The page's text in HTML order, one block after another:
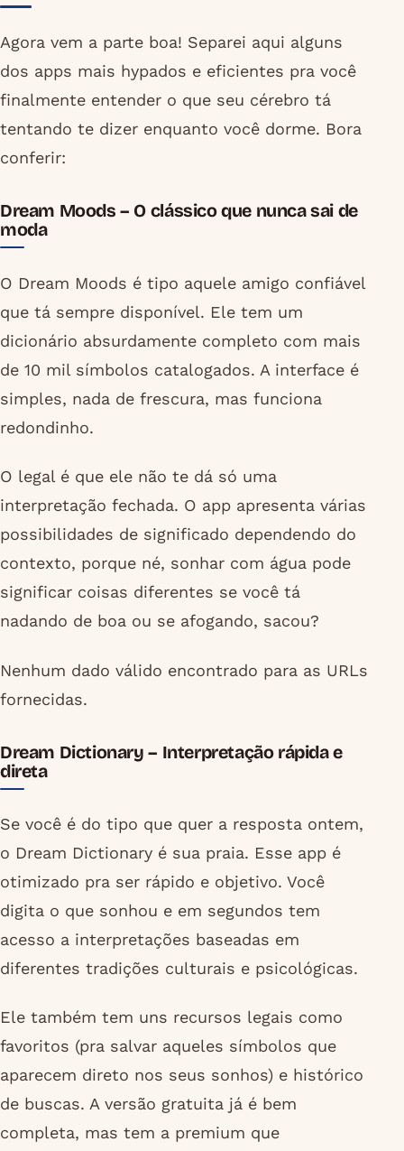
Agora vem a parte boa! Separei aqui alguns
dos apps mais hypados e eficientes pra você
finalmente entender o que seu cérebro tá
tentando te dizer enquanto você dorme. Bora
conferir:
Dream Moods – O clássico que nunca sai de
moda
O Dream Moods é tipo aquele amigo confiável
que tá sempre disponível. Ele tem um
dicionário absurdamente completo com mais
de 10 mil símbolos catalogados. A interface é
simples, nada de frescura, mas funciona
redondinho.
O legal é que ele não te dá só uma
interpretação fechada. O app apresenta várias
possibilidades de significado dependendo do
contexto, porque né, sonhar com água pode
significar coisas diferentes se você tá
nadando de boa ou se afogando, sacou?
Nenhum dado válido encontrado para as URLs
fornecidas.
Dream Dictionary – Interpretação rápida e
direta
Se você é do tipo que quer a resposta ontem,
o Dream Dictionary é sua praia. Esse app é
otimizado pra ser rápido e objetivo. Você
digita o que sonhou e em segundos tem
acesso a interpretações baseadas em
diferentes tradições culturais e psicológicas.
Ele também tem uns recursos legais como
favoritos (pra salvar aqueles símbolos que
aparecem direto nos seus sonhos) e histórico
de buscas. A versão gratuita já é bem
completa, mas tem a premium que